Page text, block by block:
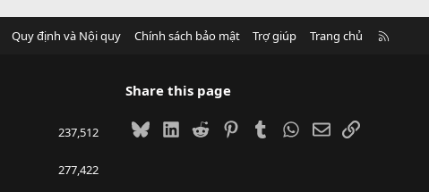
Quy định và Nội quy Chính sách bảo mật Trợ giúp Trang chủ
237,512
277,422
Share this page
BlueskyLinkedIn
Reddit PinterestTumblrWhatsApp
EmailLink